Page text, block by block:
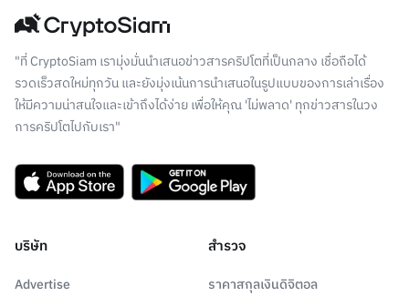
"ที่ CryptoSiam เรามุ่งมั่นนำเสนอข่าวสารคริปโตที่เป็นกลาง เชื่อถือได้
รวดเร็วสดใหม่ทุกวัน และยังมุ่งเน้นการนำเสนอในรูปแบบของการเล่าเรื่อง
ให้มีความน่าสนใจและเข้าถึงได้ง่าย เพื่อให้คุณ 'ไม่พลาด' ทุกข่าวสารในวง
การคริปโตไปกับเรา"
บริษัท
Advertise
สำรวจ
ราคาสกุลเงินดิจิตอล